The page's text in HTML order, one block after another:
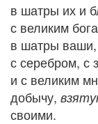
в шатры их и
с великим
в шатры ваши,
с серебром, с
и с великим
добычу,
своими.